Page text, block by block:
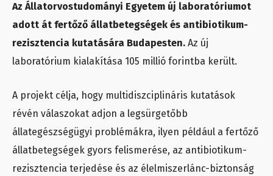
Az Állatorvostudományi Egyetem új laboratóriumot
adott át fertőző állatbetegségek és antibiotikum-
rezisztencia kutatására Budapesten. Az új
laboratórium kialakítása 105 millió forintba került.
A projekt célja, hogy multidiszciplináris kutatások
révén válaszokat adjon a legsürgetőbb
állategészségügyi problémákra, ilyen például a fertőző
állatbetegségek gyors felismerése, az antibiotikum-
rezisztencia terjedése és az élelmiszerlánc-biztonság